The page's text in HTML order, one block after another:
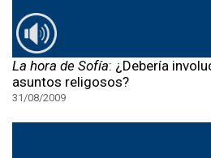
La hora de Sofía: ¿Debería
asuntos religosos?
31/08/2009